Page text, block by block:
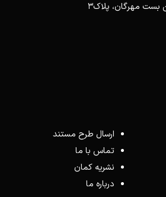
بست مهرگان، پلاک3
ارسال طرح مستند
تماس با ما
نشریه کمان
درباره ما